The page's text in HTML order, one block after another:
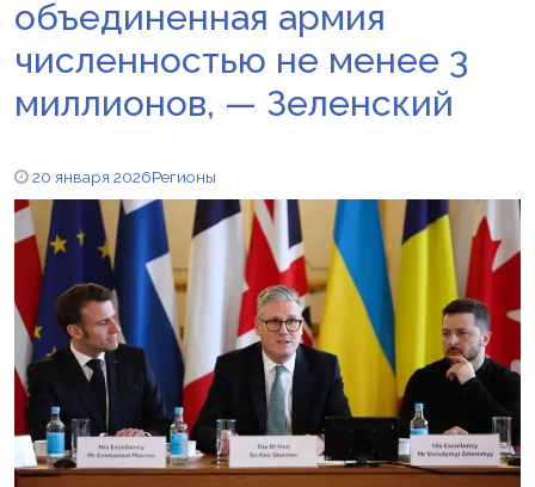
объединенная армия
численностью не менее 3
миллионов, — Зеленский
20 января 2026Регионы